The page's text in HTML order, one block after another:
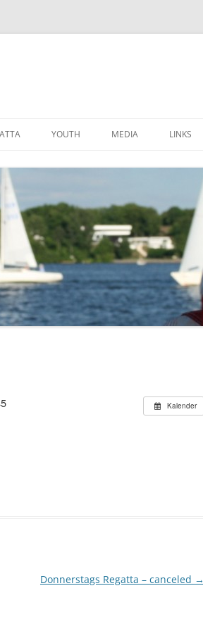
W/UH
DSV
YOUTH MEDIA LINKS
Kalender
Donnerstags Regatta – canceled →